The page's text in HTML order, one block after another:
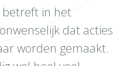
betreft in het
dat acties
worden gemaakt.